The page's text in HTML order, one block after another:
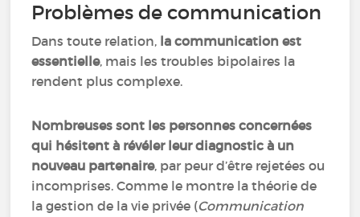
Problèmes de communication
Dans toute relation, la communication est
essentielle, mais les troubles bipolaires la
rendent plus complexe.
Nombreuses sont les personnes concernées
qui hésitent à révéler leur diagnostic à un
nouveau partenaire, par peur d’être rejetées ou
incomprises. Comme le montre la théorie de
la gestion de la vie privée (Communication